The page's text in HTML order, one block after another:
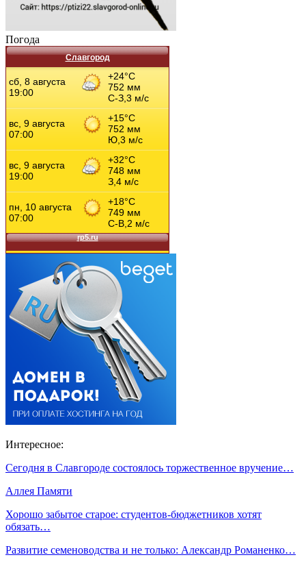
Погода
Славгород
Интересное:
Сегодня в Славгороде состоялось торжественное вручение…
Аллея Памяти
Хорошо забытое старое: студентов-бюджетников хотят
обязать…
Развитие семеноводства и не только: Александр Романенко…